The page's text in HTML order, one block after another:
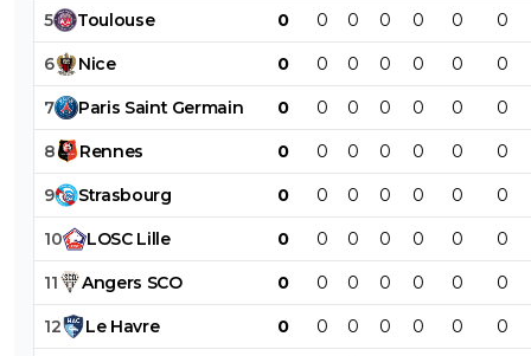
5 Toulouse 0 0 0 0 0 0 0
6 Nice 0 0 0 0 0 0 0
7 Paris Saint Germain 0 0 0 0 0 0 0
8 Rennes 0 0 0 0 0 0 0
9 Strasbourg 0 0 0 0 0 0 0
10 LOSC Lille 0 0 0 0 0 0 0
11 Angers SCO 0 0 0 0 0 0 0
12 Le Havre 0 0 0 0 0 0 0